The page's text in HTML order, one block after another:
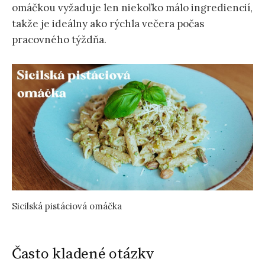
omáčkou vyžaduje len niekoľko málo ingrediencií,
takže je ideálny ako rýchla večera počas
pracovného týždňa.
Sicilská pistáciová omáčka
Často kladené otázky